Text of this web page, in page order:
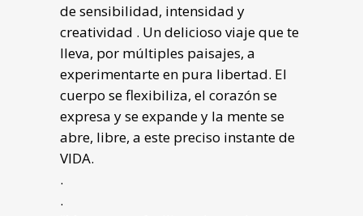
de sensibilidad, intensidad y
creatividad . Un delicioso viaje que te
lleva, por múltiples paisajes, a
experimentarte en pura libertad. El
cuerpo se flexibiliza, el corazón se
expresa y se expande y la mente se
abre, libre, a este preciso instante de
VIDA.
.
.